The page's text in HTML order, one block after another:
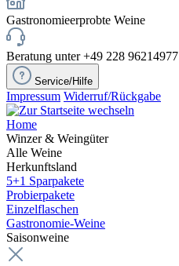
Gastronomieerprobte Weine
Beratung unter +49 228 96214977
Service/Hilfe
Impressum Widerruf/Rückgabe
Home
Winzer & Weingüter
Alle Weine
Herkunftsland
5+1 Sparpakete
Probierpakete
Einzelflaschen
Gastronomie-Weine
Saisonweine